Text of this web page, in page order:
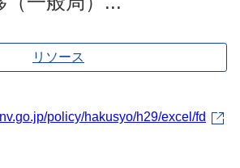
リソース
policy/hakusyo/h29/excel/fd